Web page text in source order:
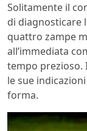
Solitamente il
di diagnosticare
quattro zampe
all’immediata
tempo prezioso.
le sue
forma.